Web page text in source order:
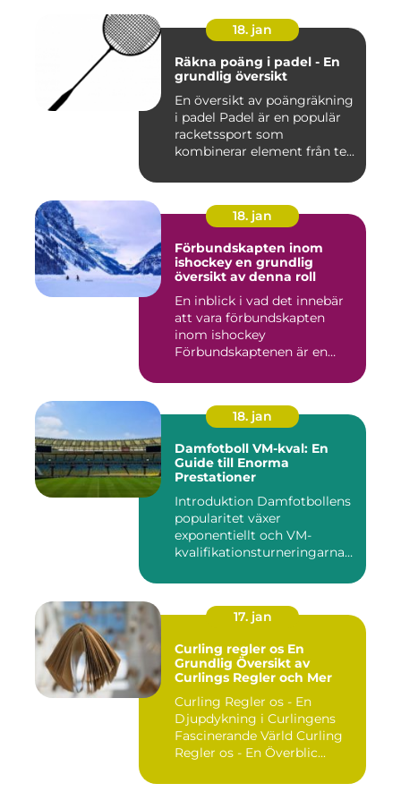
18. jan
Räkna poäng i padel - En
grundlig översikt
En översikt av poängräkning
i padel Padel är en populär
racketssport som
kombinerar element från te...
18. jan
Förbundskapten inom
ishockey en grundlig
översikt av denna roll
En inblick i vad det innebär
att vara förbundskapten
inom ishockey
Förbundskaptenen är en
18. jan
Damfotboll VM-kval: En
Guide till Enorma
Prestationer
Introduktion Damfotbollens
popularitet växer
exponentiellt och VM-
kvalifikationsturneringarna
17. jan
Curling regler os En
Grundlig Översikt av
Curlings Regler och Mer
Curling Regler os - En
Djupdykning i Curlingens
Fascinerande Värld Curling
Regler os - En Överblic...